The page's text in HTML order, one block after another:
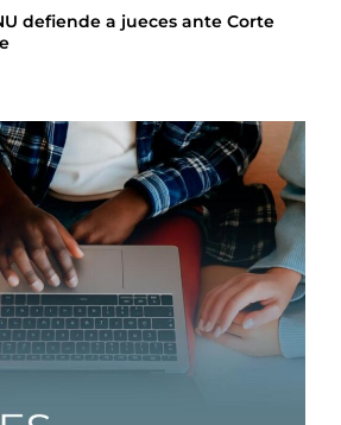
defiende a jueces ante Corte